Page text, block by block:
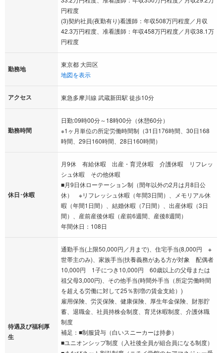
円程度
(3)契約社員(夜勤有り)看護師：年収508万円程度／月収
42.3万円程度、准看護師：年収458万円程度／月収38.1万
円程度
勤務地
東京都 大田区
地図を表示
アクセス 東急多摩川線 武蔵新田駅 徒歩10分
勤務時間
日勤:09時00分～18時00分（休憩60分）
※1ヶ月単位の所定労働時間制（31日176時間、30日168
時間、29日160時間、28日160時間）
休日･休暇
月9休 有給休暇 出産・育児休暇 介護休暇 リフレッ
シュ休暇 その他休暇
■月9日休ローテーション制（閏年以外の2月は月8日公
休） ※リフレッシュ休暇（年間3日間）、メモリアル休
暇（年間1日間）、結婚休暇（7日間）、出産休暇（3日
間）、産前産後休暇（産前6週間、産後8週間）
年間休日：108日
待遇及び福利厚
生
通勤手当(上限50,000円／月まで)、住宅手当(8,000円 ※
世帯主のみ)、家族手当(扶養義務がある方が対象 配偶者
10,000円 1子につき10,000円 60歳以上の父母または
祖父母3,000円)、その他手当(時間外手当（所定労働時間
を超える労働に対して25％割増の賃金支給）)
雇用保険、労災保険、健康保険、厚生年金保険、財形貯
蓄、退職金、社員持株会制度、育児休暇制度、介護休職
制度
補足：■制服貸与（白いスニーカーは持参）
■ユニオンシップ制度（入社後全員が組合員になる制度）